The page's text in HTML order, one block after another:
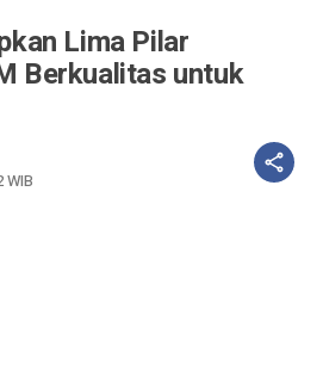
Lima Pilar
Berkualitas untuk
WIB